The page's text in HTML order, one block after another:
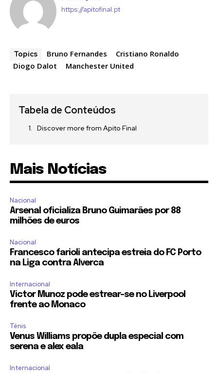
https://apitofinal.pt
Topics Bruno Fernandes
Cristiano Ronaldo
Diogo Dalot
Manchester United
Tabela de Conteúdos
Discover more from Apito Final
Mais Notícias
Nacional
Arsenal oficializa Bruno Guimarães por 88
milhões de euros
Nacional
Francesco farioli antecipa estreia do FC Porto
na Liga contra Alverca
Internacional
Victor Munoz pode estrear-se no Liverpool
frente ao Monaco
Ténis
Venus Williams propõe dupla especial com
serena e alex eala
Internacional